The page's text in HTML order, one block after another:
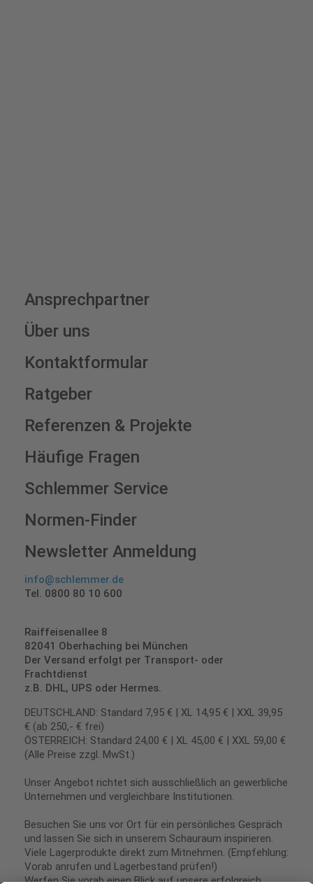
Ansprechpartner
Über uns
Kontaktformular
Ratgeber
Referenzen & Projekte
Häufige Fragen
Schlemmer Service
Normen-Finder
Newsletter Anmeldung
info@schlemmer.de
Tel. 0800 80 10 600
Raiffeisenallee 8
82041 Oberhaching bei München
Der Versand erfolgt per Transport- oder
Frachtdienst
z.B. DHL, UPS oder Hermes.
DEUTSCHLAND: Standard 7,95 € | XL 14,95 € | XXL 39,95
€ (ab 250,- € frei)
ÖSTERREICH: Standard 24,00 € | XL 45,00 € | XXL 59,00 €
(Alle Preise zzgl. MwSt.)
Unser Angebot richtet sich ausschließlich an gewerbliche
Unternehmen und vergleichbare Institutionen.
Besuchen Sie uns vor Ort für ein persönliches Gespräch
und lassen Sie sich in unserem Schauraum inspirieren.
Viele Lagerprodukte direkt zum Mitnehmen. (Empfehlung:
Vorab anrufen und Lagerbestand prüfen!)
Werfen Sie vorab einen Blick auf unsere erfolgreich